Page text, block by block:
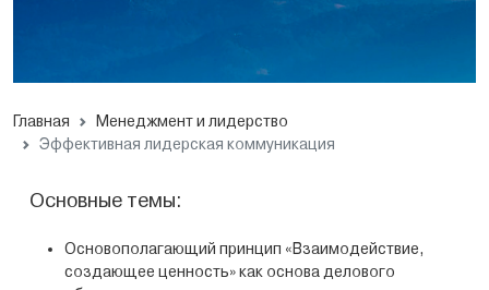
Главная
Менеджмент и лидерство
Эффективная лидерская коммуникация
Основные темы:
Основополагающий принцип «Взаимодействие,
создающее ценность» как основа делового